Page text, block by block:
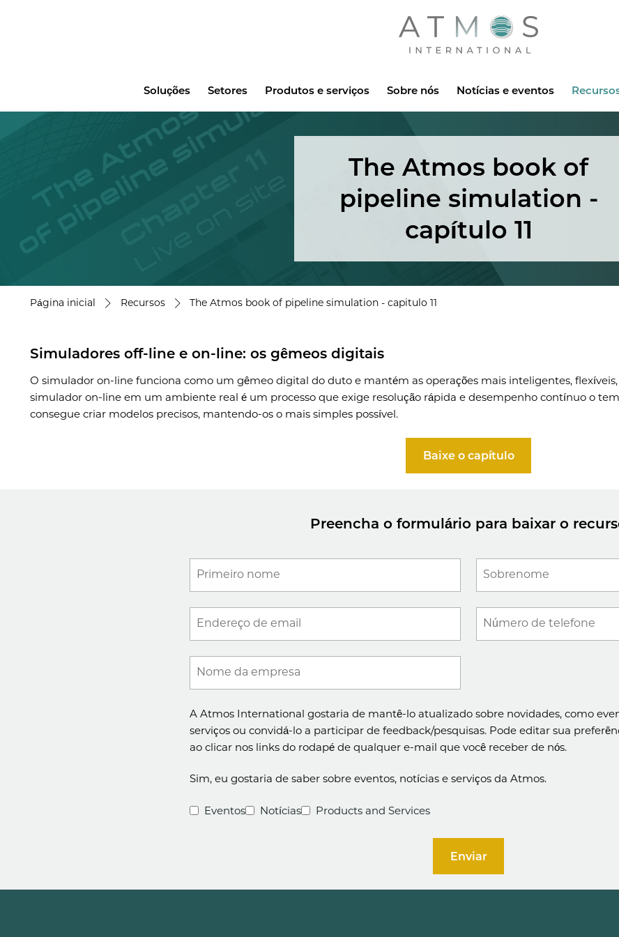
Atmos
Soluções Setores Produtos e serviços Sobre nós Notícias e eventos
The Atmos book of
pipeline simulation -
capítulo 11
Página inicial Recursos The Atmos book of pipeline simulation - capitulo 11
Simuladores off-line e on-line: os gêmeos digitais
O simulador on-line funciona como um gêmeo digital do duto e mantém as operações mais inteligentes,
simulador on-line em um ambiente real é um processo que exige resolução rápida e desempenho contínuo o
consegue criar modelos precisos, mantendo-os o mais simples possível.
Baixe o capítulo
Preencha o formulário para baixar o
Primeiro nome Sobrenome
Endereço de email Número de telefone
Nome da empresa
A Atmos International gostaria de mantê-lo atualizado sobre novidades, como
serviços ou convidá-lo a participar de feedback/pesquisas. Pode editar sua
ao clicar nos links do rodapé de qualquer e-mail que você receber de nós.
Sim, eu gostaria de saber sobre eventos, notícias e serviços da Atmos.
Eventos Notícias Products and Services
Enviar